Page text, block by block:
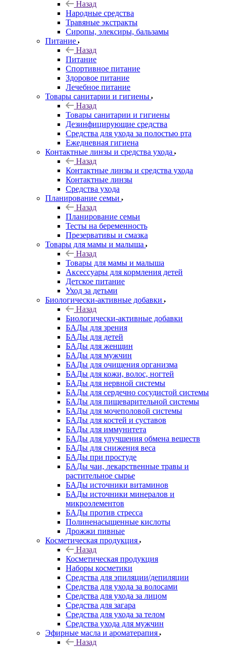
Назад
Народные средства
Травяные экстракты
Сиропы, элексиры, бальзамы
Питание
Назад
Питание
Спортивное питание
Здоровое питание
Лечебное питание
Товары санитарии и гигиены
Назад
Товары санитарии и гигиены
Дезинфицирующие средства
Средства для ухода за полостью рта
Ежедневная гигиена
Контактные линзы и средства ухода
Назад
Контактные линзы и средства ухода
Контактные линзы
Средства ухода
Планирование семьи
Назад
Планирование семьи
Тесты на беременность
Презервативы и смазка
Товары для мамы и малыша
Назад
Товары для мамы и малыша
Аксессуары для кормления детей
Детское питание
Уход за детьми
Биологически-активные добавки
Назад
Биологически-активные добавки
БАДы для зрения
БАДы для детей
БАДы для женщин
БАДы для мужчин
БАДы для очищения организма
БАДы для кожи, волос, ногтей
БАДы для нервной системы
БАДы для сердечно сосудистой системы
БАДы для пищеварительной системы
БАДы для мочеполовой системы
БАДы для костей и суставов
БАДы для иммунитета
БАДы для улучшения обмена веществ
БАДы для снижения веса
БАДы при простуде
БАДы чаи, лекарственные травы и
растительное сырье
БАДы источники витаминов
БАДы источники минералов и
микроэлементов
БАДы против стресса
Полиненасыщенные кислоты
Дрожжи пивные
Косметическая продукция
Назад
Косметическая продукция
Наборы косметики
Средства для эпиляции/депиляции
Средства для ухода за волосами
Средства для ухода за лицом
Средства для загара
Средства для ухода за телом
Средства ухода для мужчин
Эфирные масла и ароматерапия
Назад